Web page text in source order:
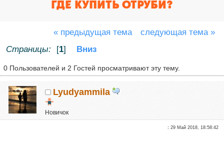
ГДЕ КУПИТЬ ОТРУБИ?
« предыдущая тема
следующая тема »
Страницы:
[1] Вниз
0 Пользователей и 2 Гостей просматривают эту тему.
Lyudyammila
Новичок
:29 Май 2018, 18:58:42